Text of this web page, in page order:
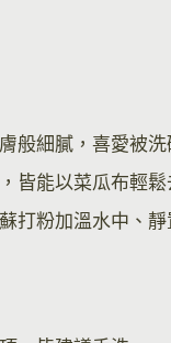
般細膩，喜愛被
皆能以菜瓜布輕鬆
打粉加溫水中、